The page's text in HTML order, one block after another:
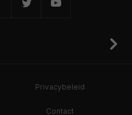
Privacybeleid
Contact